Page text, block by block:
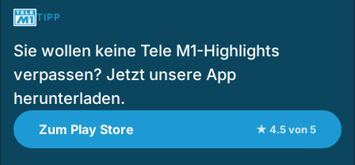
TIPP
Sie wollen keine Tele M1-Highlights
verpassen? Jetzt unsere App
herunterladen.
Zum Play Store ★ 4.5 von 5